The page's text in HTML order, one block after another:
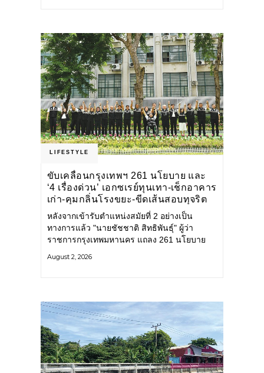
LIFESTYLE
ขับเคลื่อนกรุงเทพฯ 261 นโยบาย และ
‘4 เรื่องด่วน’ เอกซเรย์ทุนเทา-เช็กอาคาร
เก่า-คุมกลิ่นโรงขยะ-ขีดเส้นสอบทุจริต
หลังจากเข้ารับตำแหน่งสมัยที่ 2 อย่างเป็น
ทางการแล้ว "นายชัชชาติ สิทธิพันธุ์" ผู้ว่า
ราชการกรุงเทพมหานคร แถลง 261 นโยบาย
ยุทธศาสตร์ จัดทำตัวชี้วัด
August 2, 2026